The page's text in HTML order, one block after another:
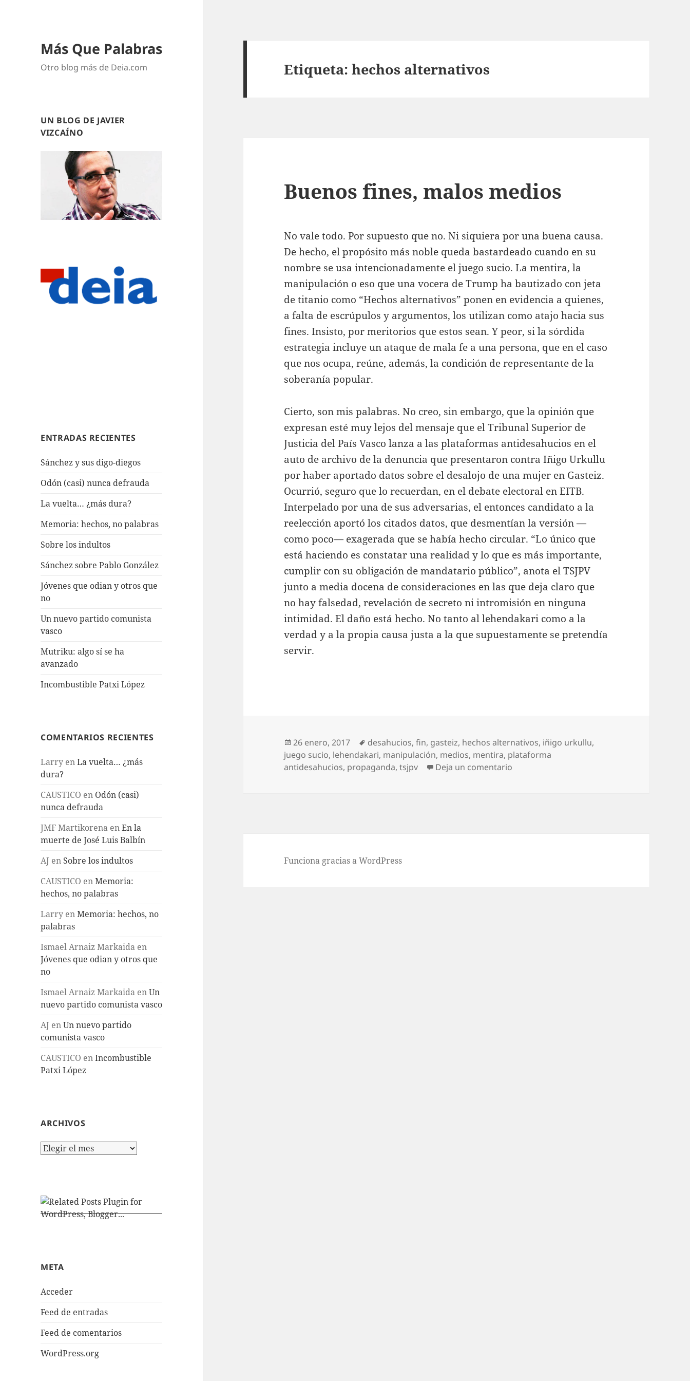
Más Que Palabras
Otro blog más de Deia.com
UN BLOG DE JAVIER
VIZCAÍNO
ENTRADAS RECIENTES
Sánchez y sus digo-diegos
Odón (casi) nunca defrauda
La vuelta… ¿más dura?
Memoria: hechos, no palabras
Sobre los indultos
Sánchez sobre Pablo González
Jóvenes que odian y otros que
no
Un nuevo partido comunista
vasco
Mutriku: algo sí se ha
avanzado
Incombustible Patxi López
COMENTARIOS RECIENTES
Larry enLa vuelta… ¿más
dura?
CAUSTICO en Odón (casi)
nunca defrauda
JMF Martikorena enEn la
muerte de José Luis Balbín
AJ en Sobre los indultos
CAUSTICO enMemoria:
hechos, no palabras
Larry enMemoria: hechos, no
palabras
Ismael Arnaiz Markaida en
Jóvenes que odian y otros que
no
Ismael Arnaiz Markaida enUn
nuevo partido comunista vasco
AJ enUn nuevo partido
comunista vasco
CAUSTICO enIncombustible
Patxi López
ARCHIVOS
Archivos
META
Acceder
Feed de entradas
Feed de comentarios
WordPress.org
Etiqueta:hechos alternativos
Buenos fines, malos medios
No vale todo. Por supuesto que no. Ni siquiera por una buena causa.
De hecho, el propósito más noble queda bastardeado cuando en su
nombre se usa intencionadamente el juego sucio. La mentira, la
manipulación o eso que una vocera de Trump ha bautizado con jeta
de titanio como “Hechos alternativos” ponen en evidencia a quienes,
a falta de escrúpulos y argumentos, los utilizan como atajo hacia sus
fines. Insisto, por meritorios que estos sean. Y peor, si la sórdida
estrategia incluye un ataque de mala fe a una persona, que en el caso
que nos ocupa, reúne, además, la condición de representante de la
soberanía popular.
Cierto, son mis palabras. No creo, sin embargo, que la opinión que
expresan esté muy lejos del mensaje que el Tribunal Superior de
Justicia del País Vasco lanza a las plataformas antidesahucios en el
auto de archivo de la denuncia que presentaron contra Iñigo Urkullu
por haber aportado datos sobre el desalojo de una mujer en Gasteiz.
Ocurrió, seguro que lo recuerdan, en el debate electoral en EITB.
Interpelado por una de sus adversarias, el entonces candidato a la
reelección aportó los citados datos, que desmentían la versión —
como poco— exagerada que se había hecho circular. “Lo único que
está haciendo es constatar una realidad y lo que es más importante,
cumplir con su obligación de mandatario público”, anota el TSJPV
junto a media docena de consideraciones en las que deja claro que
no hay falsedad, revelación de secreto ni intromisión en ninguna
intimidad. El daño está hecho. No tanto al lehendakari como a la
verdad y a la propia causa justa a la que supuestamente se pretendía
servir.
Publicado
el
26 enero, 2017 Etiquetas
desahucios,fin, gasteiz, hechos alternativos, iñigo urkullu,
juego sucio, lehendakari, manipulación, medios, mentira, plataforma
antidesahucios, propaganda,tsjpv Deja un comentario
Funciona gracias a WordPress